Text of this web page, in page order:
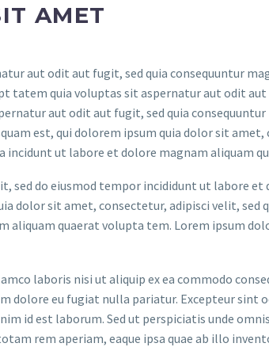
AMET
aut odit aut fugit, sed quia consequuntur
quia voluptas sit aspernatur aut odit aut
aut odit aut fugit, sed quia consequuntur
est, qui dolorem ipsum quia dolor sit amet,
incidunt ut labore et dolore magnam aliquam
sed do eiusmod tempor incididunt ut labore et
dolor sit amet, consectetur, adipisci velit, sed
aliquam quaerat volupta tem. Lorem ipsum
laboris nisi ut aliquip ex ea commodo
dolore eu fugiat nulla pariatur. Excepteur sint
id est laborum. Sed ut perspiciatis unde
rem aperiam, eaque ipsa quae ab illo